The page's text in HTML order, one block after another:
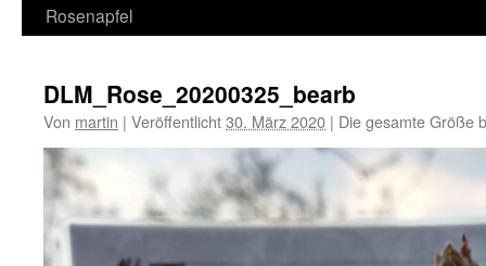
Inhalt
Rosenapfel
DLM_Rose_20200325_bearb
Von martin | Veröffentlicht30. März 2020 | Die gesamte Größe